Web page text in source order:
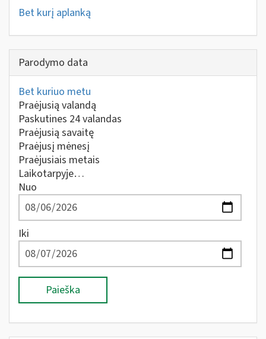
Bet kurį aplanką
Parodymo data
Bet kuriuo metu
Praėjusią valandą
Paskutines 24 valandas
Praėjusią savaitę
Praėjusį mėnesį
Praėjusiais metais
Laikotarpyje…
Nuo
Iki
Paieška